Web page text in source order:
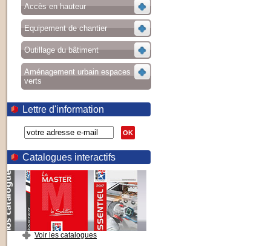
Accès en hauteur
Equipement de chantier
Outillage du bâtiment
Aménagement urbain espaces
verts
Lettre d'information
OK
Catalogues interactifs
Voir les catalogues